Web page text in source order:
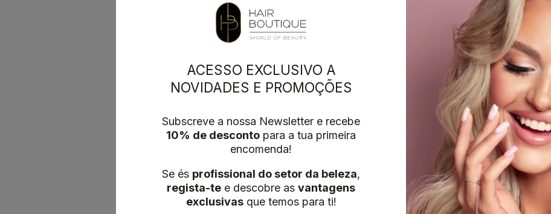
ACESSO EXCLUSIVO A
NOVIDADES E PROMOÇÕES
Subscreve a nossa Newsletter e recebe
10% de desconto para a tua primeira
encomenda!
Se és profissional do setor da beleza,
regista-te e descobre as vantagens
exclusivasque temos para ti!